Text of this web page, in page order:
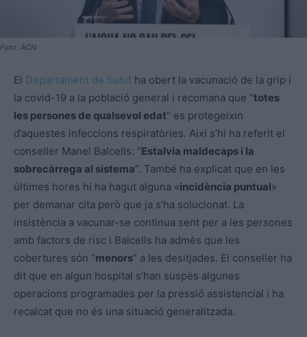
Foto: ACN
El Departament de Salut ha obert la vacunació de la grip i
la covid-19 a la població general i recomana que “totes
les persones de qualsevol edat” es protegeixin
d’aquestes infeccions respiratòries. Així s’hi ha referit el
conseller Manel Balcells: “Estalvia maldecaps i la
sobrecàrrega al sistema”. També ha explicat que en les
últimes hores hi ha hagut alguna «incidència puntual»
per demanar cita però que ja s’ha solucionat. La
insistència a vacunar-se continua sent per a les persones
amb factors de risc i Balcells ha admès que les
cobertures són “menors” a les desitjades. El conseller ha
dit que en algun hospital s’han suspès algunes
operacions programades per la pressió assistencial i ha
recalcat que no és una situació generalitzada.